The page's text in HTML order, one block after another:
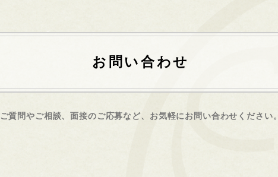
お問い合わせ
ご質問やご相談、面接のご応募など、 お気軽にお問い合わせください。